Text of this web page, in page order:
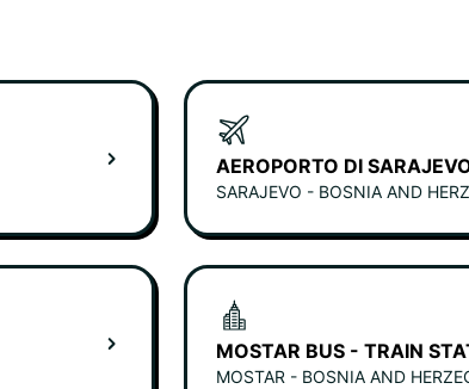
AEROPORTO DI
MOSTAR BUS - TRAIN
MOSTAR - BOSNIA AND